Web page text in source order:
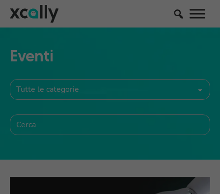
Eventi